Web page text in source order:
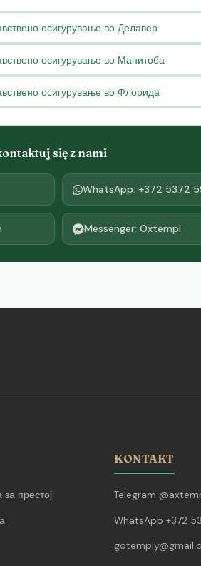
осигурување во Делавер
осигурување во Манитоба
осигурување во Флорида
się z nami
WhatsApp: +372 5372
Messenger: Oxtempl
престој
KONTAKT
Telegram
WhatsApp +372